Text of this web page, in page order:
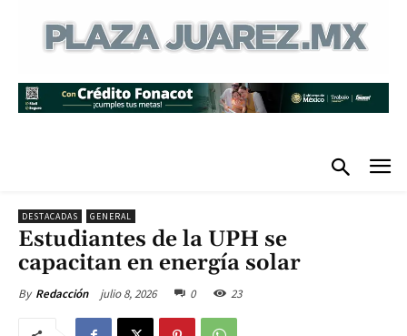
DESTACADAS GENERAL
Estudiantes de la UPH se
capacitan en energía solar
By Redacción julio 8, 2026 0 23